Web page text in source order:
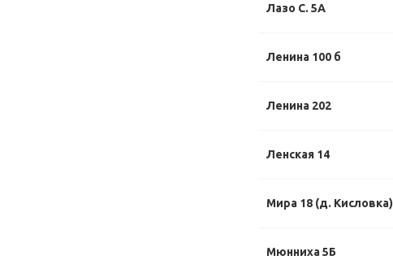
Лазо С. 5А
Ленина 100 б
Ленина 202
Ленская 14
Мира 18 (д. Кисловка)
Мюнниха 5Б